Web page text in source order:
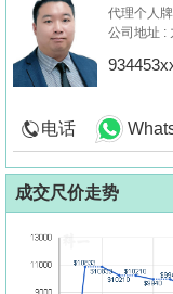
代理个人
公司地址 :
电话
成交尺价走势